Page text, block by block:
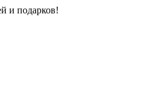
и подарков!